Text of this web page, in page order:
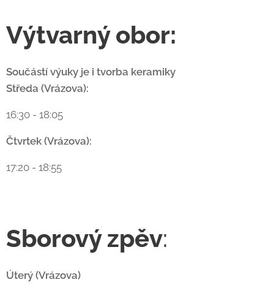
Výtvarný obor:
Součástí výuky je i tvorba keramiky
Středa (Vrázova):
16:30 - 18:05
Čtvrtek (Vrázova):
17:20 - 18:55
Sborový zpěv:
Úterý (Vrázova)